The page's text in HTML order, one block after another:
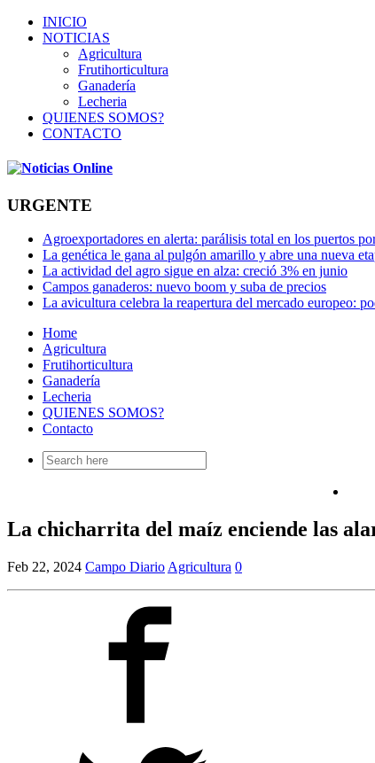
INICIO
NOTICIAS
Agricultura
Frutihorticultura
Ganadería
Lecheria
QUIENES SOMOS?
CONTACTO
URGENTE
Agroexportadores en alerta: parálisis total en los puertos
La genética le gana al pulgón amarillo y abre una nueva
La actividad del agro sigue en alza: creció 3% en junio
Campos ganaderos: nuevo boom y suba de precios
La avicultura celebra la reapertura del mercado europeo:
Home
Agricultura
Frutihorticultura
Ganadería
Lecheria
QUIENES SOMOS?
Contacto
Search
for:
La chicharrita del maíz enciende las
Feb 22, 2024 Campo Diario Agricultura 0